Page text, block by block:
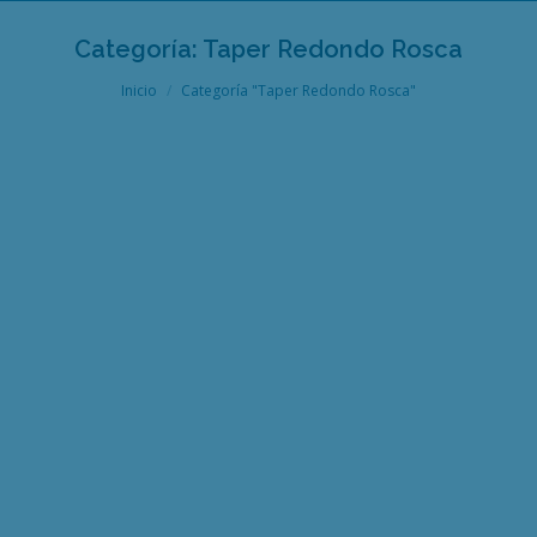
Categoría: Taper Redondo Rosca
Estás aquí:
Inicio Categoría "Taper Redondo Rosca"